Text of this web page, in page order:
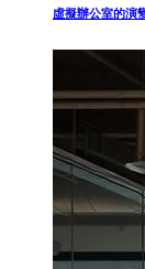
虛擬辦公室的演